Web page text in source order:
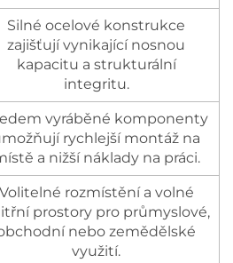
Silné ocelové konstrukce
zajišťují vynikající nosnou
kapacitu a strukturální
integritu.
vyráběné komponenty
rychlejší montáž na
a nižší náklady na práci.
Volitelné rozmístění a volné
prostory pro průmyslové,
nebo zemědělské
využití.